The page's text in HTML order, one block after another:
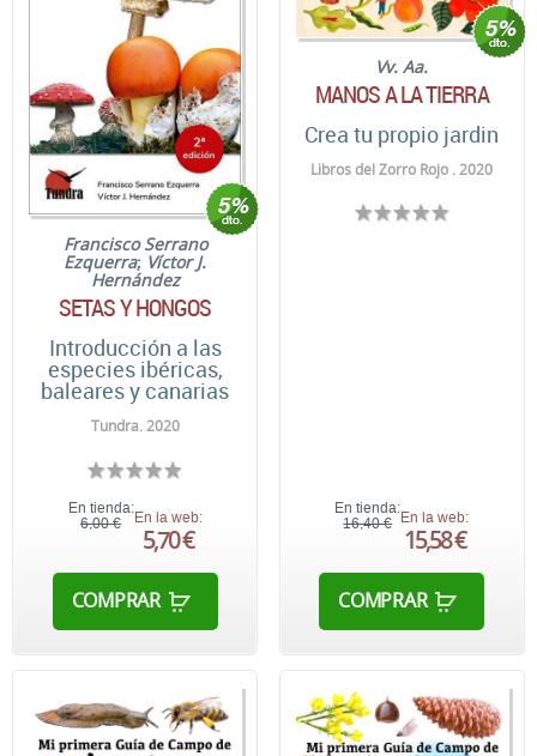
Francisco Serrano
Ezquerra; Víctor J.
Hernández
SETAS Y HONGOS
Introducción a las
especies ibéricas,
baleares y canarias
Tundra. 2020
En tienda:
6,00 €
En la web:
5,70 €
COMPRAR
Vv. Aa.
MANOS A LA TIERRA
Crea tu propio jardin
Libros del Zorro Rojo . 2020
En tienda:
16,40 €
En la web:
15,58 €
COMPRAR